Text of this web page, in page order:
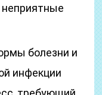
неприятные
болезни и
инфекции